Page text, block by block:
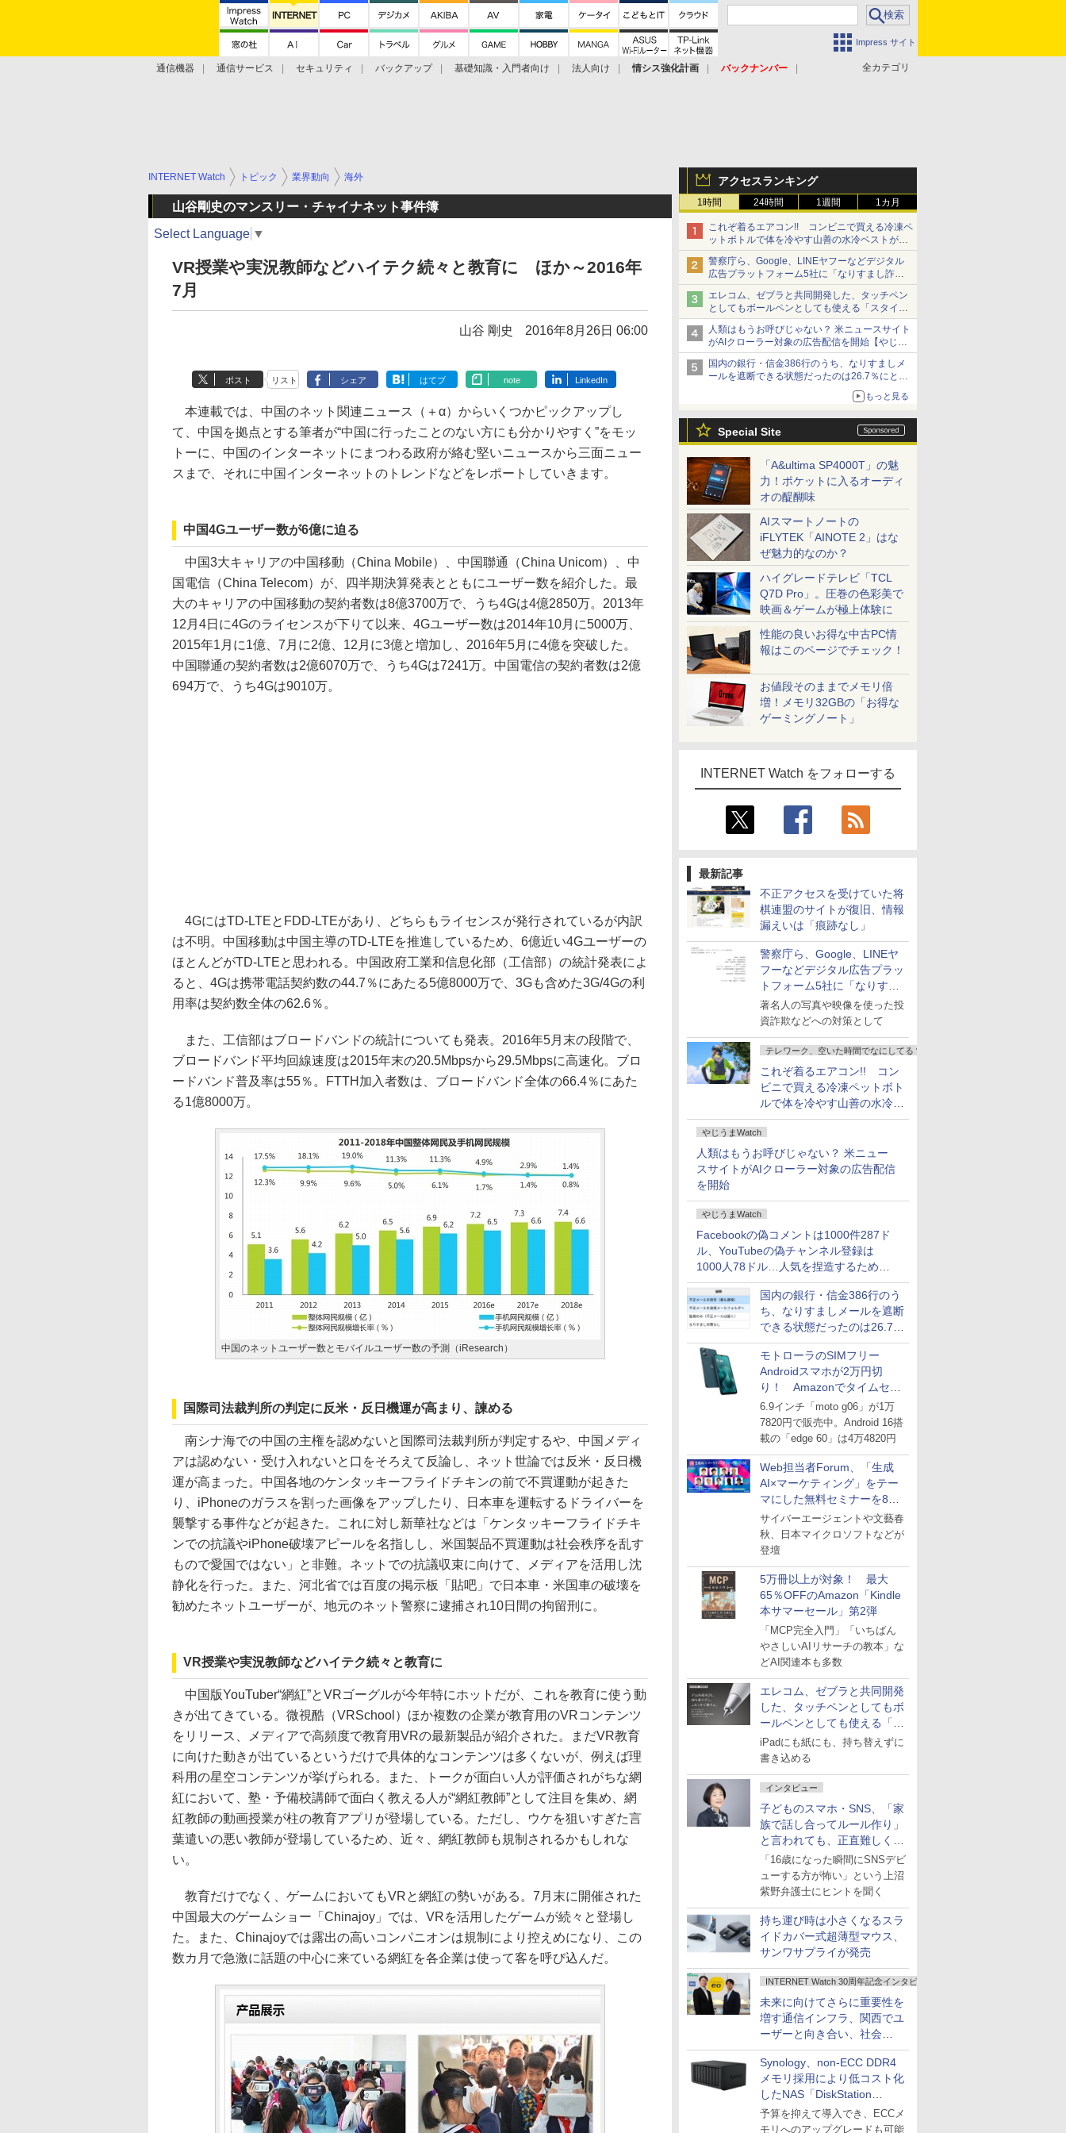
Impress サイト
全カテゴリ
通信機器 通信サービス セキュリティ バックアップ 基礎知識・入門者向け 法人向け 情シス強化計画
バックナンバー
アクセスランキング
1時間 24時間 1週間 1カ月
これぞ着るエアコン!! コンビニで買える冷凍ペ
ットボトルで体を冷やす山善の水冷ベストがロ
ードバイクにちょうどいい【ぼっち・ざ・ろー
ど！その14】【空いた時間でなにしてる？】
警察庁ら、Google、LINEヤフーなどデジタル
広告プラットフォーム5社に「なりすまし詐欺
広告」対策強化を要請 著名人の写真や映像を
使った投資詐欺などへの対策として
エレコム、ゼブラと共同開発した、タッチペン
としてもボールペンとしても使える「スタイラ
スツーウェイ」発売 iPadにも紙にも、持ち替
えずに書き込める
人類はもうお呼びじゃない？ 米ニュースサイト
がAIクローラー対象の広告配信を開始【やじう
まWatch】
国内の銀行・信金386行のうち、なりすましメ
ールを遮断できる状態だったのは26.7％にとど
まる～GMOブランドセキュリティ調査
もっと見る
Special Site
「A&ultima SP4000T」の魅
力！ポケットに入るオーディ
オの醍醐味
AIスマートノートの
iFLYTEK「AINOTE 2」はな
ぜ魅力的なのか？
ハイグレードテレビ「TCL
Q7D Pro」。圧巻の色彩美で
映画＆ゲームが極上体験に
性能の良いお得な中古PC情
報はこのページでチェック！
お値段そのままでメモリ倍
増！メモリ32GBの「お得な
ゲーミングノート」
INTERNET Watch をフォローする
最新記事
不正アクセスを受けていた将
棋連盟のサイトが復旧、情報
漏えいは「痕跡なし」
警察庁ら、Google、LINEヤ
フーなどデジタル広告プラッ
トフォーム5社に「なりすま
し詐欺広告」対策強化を要請
著名人の写真や映像を使った投
資詐欺などへの対策として
テレワーク、空いた時間でなにしてる？
これぞ着るエアコン!! コン
ビニで買える冷凍ペットボト
ルで体を冷やす山善の水冷ベ
ストがロードバイクにちょう
どいい【ぼっち・ざ・ろー
ど！その14】
やじうまWatch
人類はもうお呼びじゃない？ 米ニュー
スサイトがAIクローラー対象の広告配信
を開始
やじうまWatch
Facebookの偽コメントは1000件287ド
ル、YouTubeの偽チャンネル登録は
1000人78ドル…人気を捏造するための
価格リストが公開中
国内の銀行・信金386行のう
ち、なりすましメールを遮断
できる状態だったのは26.7％
にとどまる～GMOブランド
セキュリティ調査
モトローラのSIMフリー
Androidスマホが2万円切
り！ Amazonでタイムセー
ル
6.9インチ「moto g06」が1万
7820円で販売中。Android 16搭
載の「edge 60」は4万4820円
Web担当者Forum、「生成
AI×マーケティング」をテー
マにした無料セミナーを8月
27日にオンライン開催
サイバーエージェントや文藝春
秋、日本マイクロソフトなどが
登壇
5万冊以上が対象！ 最大
65％OFFのAmazon「Kindle
本サマーセール」第2弾
「MCP完全入門」「いちばん
やさしいAIリサーチの教本」な
どAI関連本も多数
エレコム、ゼブラと共同開発
した、タッチペンとしてもボ
ールペンとしても使える「ス
タイラスツーウェイ」発売
iPadにも紙にも、持ち替えずに
書き込める
インタビュー
子どものスマホ・SNS、「家
族で話し合ってルール作り」
と言われても、正直難しくな
いですか？
「16歳になった瞬間にSNSデビ
ューする方が怖い」という上沼
紫野弁護士にヒントを聞く
持ち運び時は小さくなるスラ
イドカバー式超薄型マウス、
サンワサプライが発売
INTERNET Watch 30周年記念インタビュー
未来に向けてさらに重要性を
増す通信インフラ、関西でユ
ーザーと向き合い、社会
の“あたらしい”を起動し続け
る～オプテージ
Synology、non-ECC DDR4
メモリ採用により低コスト化
したNAS「DiskStation
neo+」シリーズ
予算を抑えて導入でき、ECCメ
モリへのアップグレードも可能
INTERNET Watch トピック 業界動向 海外
山谷剛史のマンスリー・チャイナネット事件簿
Select Language ▼
VR授業や実況教師などハイテク続々と教育に ほか～2016年
7月
山谷 剛史 2016年8月26日 06:00
ポスト リスト シェア はてブ note LinkedIn
本連載では、中国のネット関連ニュース（＋α）からいくつかピックアップし
て、中国を拠点とする筆者が“中国に行ったことのない方にも分かりやすく”をモッ
トーに、中国のインターネットにまつわる政府が絡む堅いニュースから三面ニュー
スまで、それに中国インターネットのトレンドなどをレポートしていきます。
中国4Gユーザー数が6億に迫る
中国3大キャリアの中国移動（China Mobile）、中国聯通（China Unicom）、中
国電信（China Telecom）が、四半期決算発表とともにユーザー数を紹介した。最
大のキャリアの中国移動の契約者数は8億3700万で、うち4Gは4億2850万。2013年
12月4日に4Gのライセンスが下りて以来、4Gユーザー数は2014年10月に5000万、
2015年1月に1億、7月に2億、12月に3億と増加し、2016年5月に4億を突破した。
中国聯通の契約者数は2億6070万で、うち4Gは7241万。中国電信の契約者数は2億
694万で、うち4Gは9010万。
4GにはTD-LTEとFDD-LTEがあり、どちらもライセンスが発行されているが内訳
は不明。中国移動は中国主導のTD-LTEを推進しているため、6億近い4Gユーザーの
ほとんどがTD-LTEと思われる。中国政府工業和信息化部（工信部）の統計発表によ
ると、4Gは携帯電話契約数の44.7％にあたる5億8000万で、3Gも含めた3G/4Gの利
用率は契約数全体の62.6％。
また、工信部はブロードバンドの統計についても発表。2016年5月末の段階で、
ブロードバンド平均回線速度は2015年末の20.5Mbpsから29.5Mbpsに高速化。ブロ
ードバンド普及率は55％。FTTH加入者数は、ブロードバンド全体の66.4％にあた
る1億8000万。
中国のネットユーザー数とモバイルユーザー数の予測（iResearch）
国際司法裁判所の判定に反米・反日機運が高まり、諫める
南シナ海での中国の主権を認めないと国際司法裁判所が判定するや、中国メディ
アは認めない・受け入れないと口をそろえて反論し、ネット世論では反米・反日機
運が高まった。中国各地のケンタッキーフライドチキンの前で不買運動が起きた
り、iPhoneのガラスを割った画像をアップしたり、日本車を運転するドライバーを
襲撃する事件などが起きた。これに対し新華社などは「ケンタッキーフライドチキ
ンでの抗議やiPhone破壊アピールを名指しし、米国製品不買運動は社会秩序を乱す
もので愛国ではない」と非難。ネットでの抗議収束に向けて、メディアを活用し沈
静化を行った。また、河北省では百度の掲示板「貼吧」で日本車・米国車の破壊を
勧めたネットユーザーが、地元のネット警察に逮捕され10日間の拘留刑に。
VR授業や実況教師などハイテク続々と教育に
中国版YouTuber“網紅”とVRゴーグルが今年特にホットだが、これを教育に使う動
きが出てきている。微視酷（VRSchool）ほか複数の企業が教育用のVRコンテンツ
をリリース、メディアで高頻度で教育用VRの最新製品が紹介された。まだVR教育
に向けた動きが出ているというだけで具体的なコンテンツは多くないが、例えば理
科用の星空コンテンツが挙げられる。また、トークが面白い人が評価されがちな網
紅において、塾・予備校講師で面白く教える人が“網紅教師”として注目を集め、網
紅教師の動画授業が柱の教育アプリが登場している。ただし、ウケを狙いすぎた言
葉遣いの悪い教師が登場しているため、近々、網紅教師も規制されるかもしれな
い。
教育だけでなく、ゲームにおいてもVRと網紅の勢いがある。7月末に開催された
中国最大のゲームショー「Chinajoy」では、VRを活用したゲームが続々と登場し
た。また、Chinajoyでは露出の高いコンパニオンは規制により控えめになり、この
数カ月で急激に話題の中心に来ている網紅を各企業は使って客を呼び込んだ。